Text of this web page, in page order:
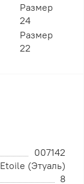
Размер
24
Размер
22
007142
Etoile (Этуаль)
8